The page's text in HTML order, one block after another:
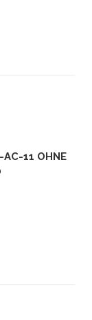
11 OHNE M